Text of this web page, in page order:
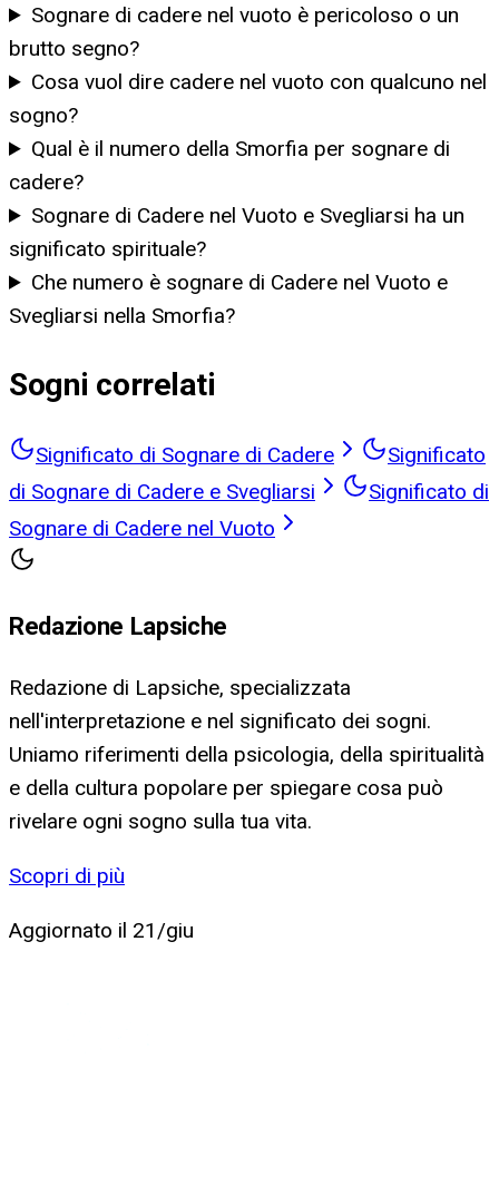
Sognare di cadere nel vuoto è pericoloso o un
brutto segno?
Cosa vuol dire cadere nel vuoto con qualcuno nel
sogno?
Qual è il numero della Smorfia per sognare di
cadere?
Sognare di Cadere nel Vuoto e Svegliarsi ha un
significato spirituale?
Che numero è sognare di Cadere nel Vuoto e
Svegliarsi nella Smorfia?
Sogni correlati
Significato di Sognare di Cadere
Significato
di Sognare di Cadere e Svegliarsi
Significato di
Sognare di Cadere nel Vuoto
Redazione Lapsiche
Redazione di Lapsiche, specializzata
nell'interpretazione e nel significato dei sogni.
Uniamo riferimenti della psicologia, della spiritualità
e della cultura popolare per spiegare cosa può
rivelare ogni sogno sulla tua vita.
Scopri di più
Aggiornato il 21/giu